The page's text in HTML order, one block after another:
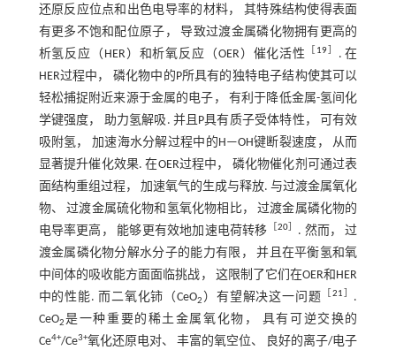
还原反应位点和出色电导率的材料， 其特殊结构使得表面
有更多不饱和配位原子， 导致过渡金属磷化物拥有更高的
析氢反应（HER）和析氧反应（OER）催化活性
19］
. 在
HER过程中， 磷化物中的P所具有的独特电子结构使其可以
轻松捕捉附近来源于金属的电子， 有利于降低金属-氢间化
学键强度， 助力氢解吸. 并且P具有质子受体特性， 可有效
吸附氢， 加速海水分解过程中的H—OH键断裂速度， 从而
显著提升催化效果. 在OER过程中， 磷化物催化剂可通过表
面结构重组过程， 加速氧气的生成与释放. 与过渡金属氧化
物、 过渡金属硫化物和氢氧化物相比， 过渡金属磷化物的
电导率更高， 能够更有效地加速电荷转移
20］ . 然而， 过
渡金属磷化物分解水分子的能力有限， 并且在平衡氢和氧
中间体的吸收能方面面临挑战， 这限制了它们在OER和HER
中的性能. 而二氧化铈（CeO2 ）有望解决这一问题 21
.
CeO2是一种重要的稀土金属氧化物， 具有可逆交换的
Ce4+/Ce3+氧化还原电对、 丰富的氧空位、 良好的离子/电子